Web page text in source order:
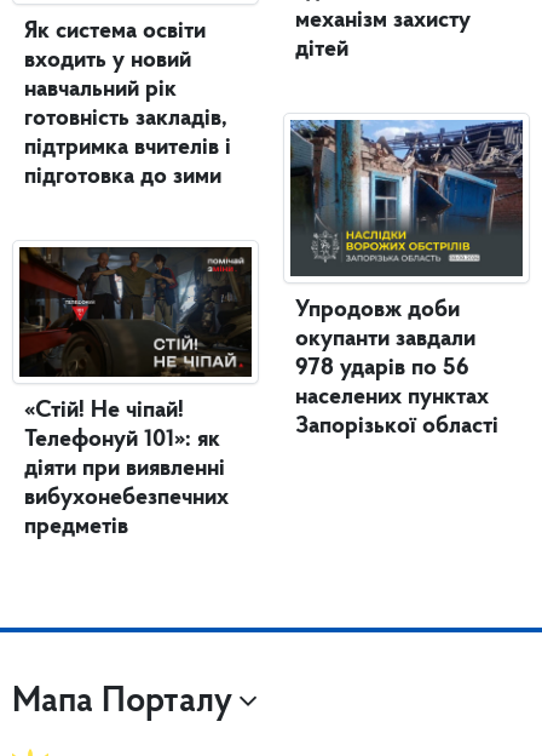
Як система освіти
входить у новий
навчальний рік
готовність закладів,
підтримка вчителів і
підготовка до зими
«Стій! Не чіпай!
Телефонуй 101»: як
діяти при виявленні
вибухонебезпечних
предметів
механізм захисту
дітей
Упродовж доби
окупанти завдали
978 ударів по 56
населених пунктах
Запорізької області
Мапа Порталу